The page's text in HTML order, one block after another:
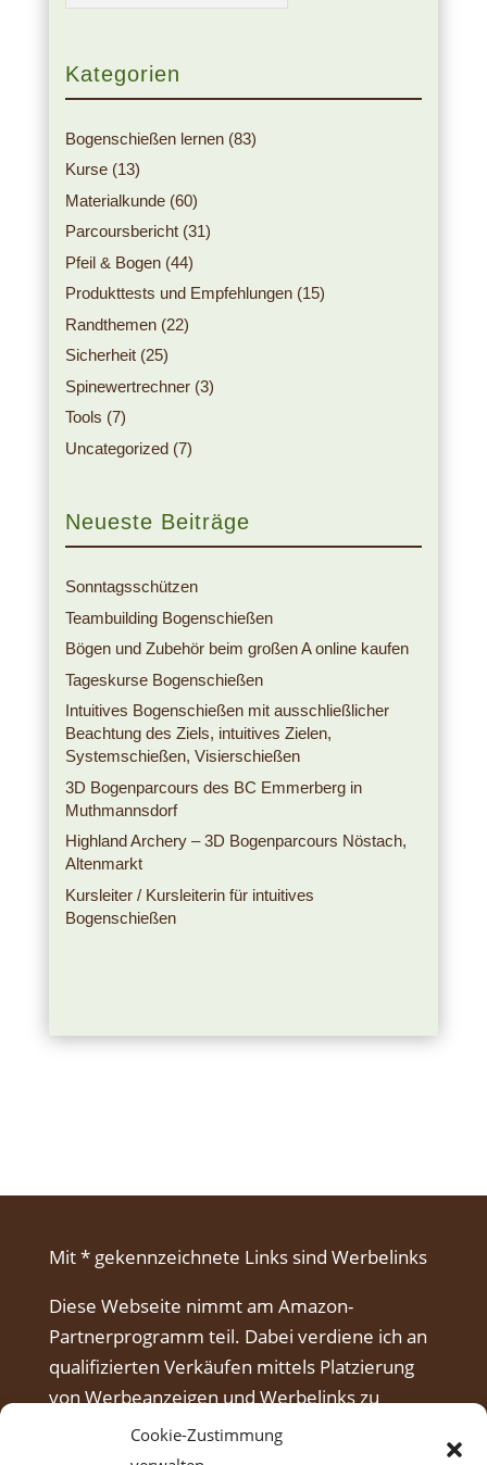
Cookie-Zustimmung
Kategorien
Bogenschießen lernen(83)
Kurse(13)
Materialkunde(60)
Parcoursbericht(31)
Pfeil & Bogen(44)
Produkttests und Empfehlungen(15)
Randthemen(22)
Sicherheit(25)
Spinewertrechner(3)
Tools (7)
Uncategorized(7)
Neueste Beiträge
Sonntagsschützen
Teambuilding Bogenschießen
Bögen und Zubehör beim großen A online kaufen
Tageskurse Bogenschießen
Intuitives Bogenschießen mit ausschließlicher
Beachtung des Ziels, intuitives Zielen,
Systemschießen, Visierschießen
3D Bogenparcours des BC Emmerberg in
Muthmannsdorf
Highland Archery – 3D Bogenparcours Nöstach,
Altenmarkt
Kursleiter / Kursleiterin für intuitives
Bogenschießen
Mit * gekennzeichnete Links sind Werbelinks
Diese Webseite nimmt am Amazon-
Partnerprogramm teil. Dabei verdiene ich an
qualifizierten Verkäufen mittels Platzierung
von Werbeanzeigen und Werbelinks zu